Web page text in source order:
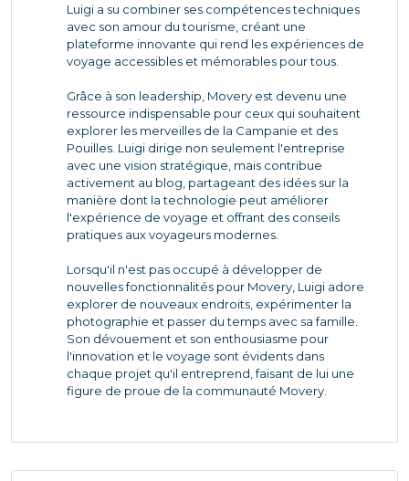
Luigi a su combiner ses compétences techniques
avec son amour du tourisme, créant une
plateforme innovante qui rend les expériences de
voyage accessibles et mémorables pour tous.
Grâce à son leadership, Movery est devenu une
ressource indispensable pour ceux qui souhaitent
explorer les merveilles de la Campanie et des
Pouilles. Luigi dirige non seulement l'entreprise
avec une vision stratégique, mais contribue
activement au blog, partageant des idées sur la
manière dont la technologie peut améliorer
l'expérience de voyage et offrant des conseils
pratiques aux voyageurs modernes.
Lorsqu'il n'est pas occupé à développer de
nouvelles fonctionnalités pour Movery, Luigi adore
explorer de nouveaux endroits, expérimenter la
photographie et passer du temps avec sa famille.
Son dévouement et son enthousiasme pour
l'innovation et le voyage sont évidents dans
chaque projet qu'il entreprend, faisant de lui une
figure de proue de la communauté Movery.